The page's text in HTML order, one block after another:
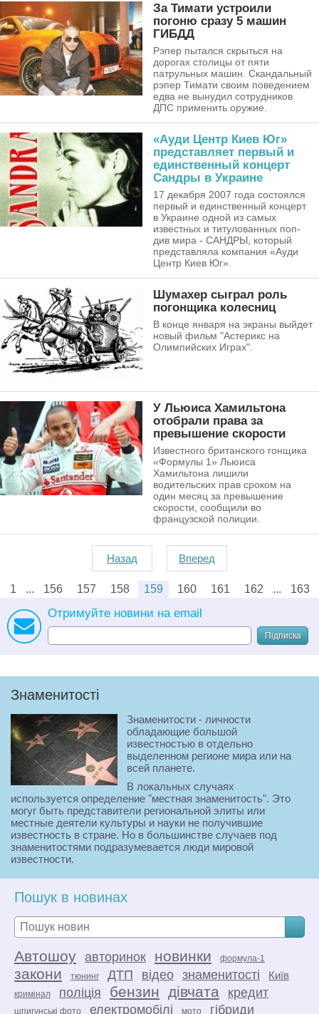
За Тимати устроили
погоню сразу 5 машин
ГИБДД
Рэпер пытался скрыться на
дорогах столицы от пяти
патрульных машин. Скандальный
рэпер Тимати своим поведением
едва не вынудил сотрудников
ДПС применить оружие.
«Ауди Центр Киев Юг»
представляет первый и
единственный концерт
Сандры в Украине
17 декабря 2007 года состоялся
первый и единственный концерт
в Украине одной из самых
известных и титулованных поп-
див мира - САНДРЫ, который
представляла компания «Ауди
Центр Киев Юг».
Шумахер сыграл роль
погонщика колесниц
В конце января на экраны выйдет
новый фильм "Астерикс на
Олимпийских Играх".
У Льюиса Хамильтона
отобрали права за
превышение скорости
Известного британского гонщика
«Формулы 1» Льюиса
Хамильтона лишили
водительских прав сроком на
один месяц за превышение
скорости, сообщили во
французской полиции.
Назад Вперед
1 156 157 158 159 160 161 162 163
Отримуйте новини на email
Підписка
Знаменитості
Знаменитости - личности
обладающие большой
известностью в отдельно
выделенном регионе мира или на
всей планете.
В локальных случаях
используется определение "местная знаменитость". Это
могуг быть представители региональной элиты или
местные деятели культуры и науки не получившие
известность в стране. Но в большинстве случаев под
знаменитостями подразумевается люди мировой
известности.
Звезда (англ. star, фр. etoile) - это хорошо известный
человек, имеющий поклонников (фанов), как, например,
кинозвезда. Наиболее часто звёздами являются
представители сферы шоу-бизнеса, развлекательной
индустрии, а также модели, спортсмены и т.п.
правило, государственного деятеля) средствами
пропаганды, в произведениях культуры, государственных
документах, законах.
Пошук в новинах
Автошоу авторинок новинки формула-1
закони тюнинг ДТП відео знаменитості Київ
кримінал поліція бензин дівчата кредит
шпигунські фото електромобілі мото гібриди